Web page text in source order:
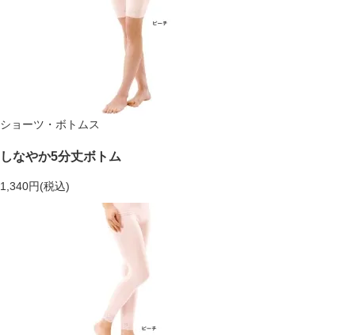
ショーツ・ボトムス
しなやか5分丈ボトム
1,340円(税込)